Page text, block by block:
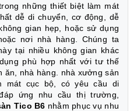
những thiết biệt làm mát
dễ di chuyển, cơ động, dễ
gian hẹp, hoặc sử dụng
nơi nhà hàng. Chúng ta
tại nhiều không gian khác
phù hợp nhất với tư thế
ăn, nhà hàng. nhà xưởng sản
mát cục bộ, có yêu cầu di
ứng nhu cầu thị trường,
Tico B6 nhằm phục vụ nhu